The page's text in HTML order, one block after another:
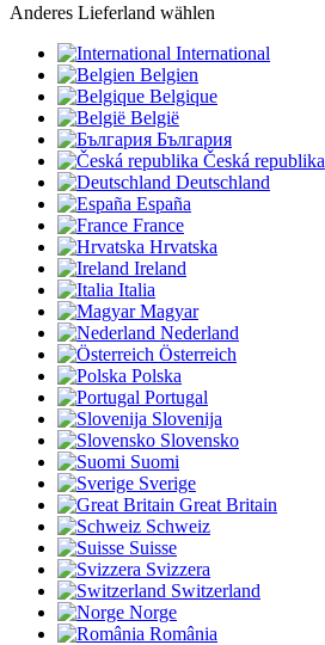
Anderes Lieferland wählen
International
Belgien
Belgique
België
България
Česká republika
Deutschland
España
France
Hrvatska
Ireland
Italia
Magyar
Nederland
Österreich
Polska
Portugal
Slovenija
Slovensko
Suomi
Sverige
Great Britain
Schweiz
Suisse
Svizzera
Switzerland
Norge
România